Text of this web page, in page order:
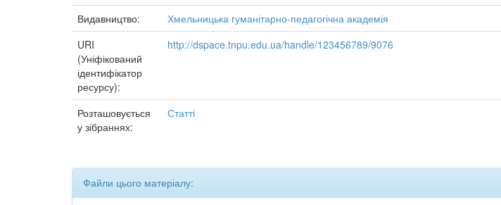
Видавництво:
Хмельницька гуманітарно-педагогічна академія
URI
(Уніфікований
ідентифікатор
ресурсу):
http://dspace.tnpu.edu.ua/handle/123456789/9076
Розташовується
у зібраннях:
Статті
Файли цього матеріалу: